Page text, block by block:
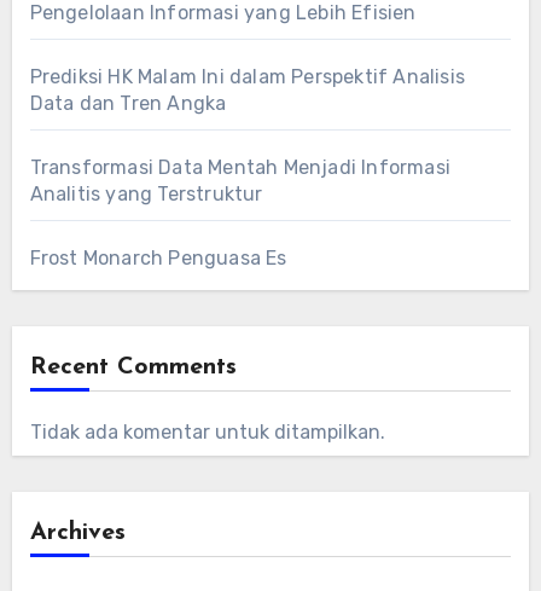
Pengelolaan Informasi yang Lebih Efisien
Prediksi HK Malam Ini dalam Perspektif Analisis
Data dan Tren Angka
Transformasi Data Mentah Menjadi Informasi
Analitis yang Terstruktur
Frost Monarch Penguasa Es
Recent Comments
Tidak ada komentar untuk ditampilkan.
Archives